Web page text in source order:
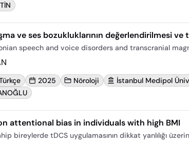
ve ses bozukluklarının değerlendirilmesi
speech and voice disorders and transcranial
2025 Nöroloji İstanbul Medipol
attentional bias in individuals with high BMI
bireylerde tDCS uygulamasının dikkat yanlılığı